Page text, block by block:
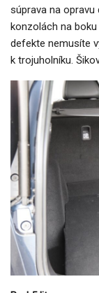
súprava na opravu
konzolách na
defekte nemusíte
k trojuholníku.